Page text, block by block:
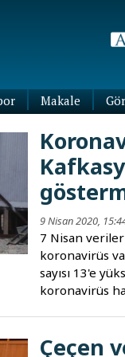
Makale
9 Nisan 2020,
7 Nisan
koronavirüs
sayısı 13'e
koronavirüs
Çeçen